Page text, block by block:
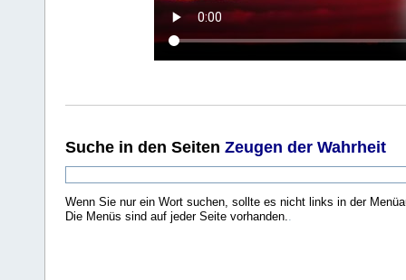
Suche in den Seiten Zeugen der Wahrheit
Wenn Sie nur ein Wort suchen, sollte es nicht links in der
Die Menüs sind auf jeder Seite vorhanden..